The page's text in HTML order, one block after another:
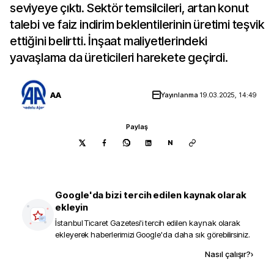
seviyeye çıktı. Sektör temsilcileri, artan konut
talebi ve faiz indirim beklentilerinin üretimi teşvik
ettiğini belirtti. İnşaat maliyetlerindeki
yavaşlama da üreticileri harekete geçirdi.
AA Yayınlanma 19.03.2025, 14:49
Paylaş
N
Google'da bizi tercih edilen kaynak olarak
ekleyin
İstanbul Ticaret Gazetesi'i tercih edilen kaynak olarak
ekleyerek haberlerimizi Google'da daha sık görebilirsiniz.
Nasıl çalışır?›